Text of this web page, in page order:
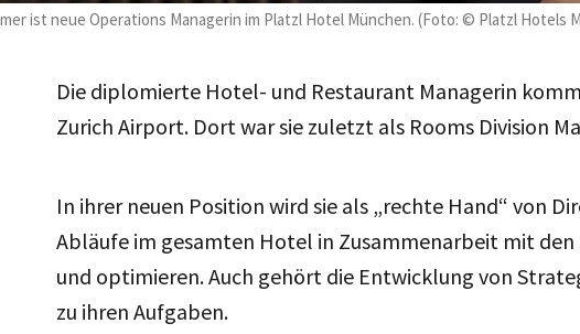
ist neue Operations Managerin im Platzl Hotel München. (Foto: © Platzl Hotels
Die diplomierte Hotel- und Restaurant Managerin
Zurich Airport. Dort war sie zuletzt als Rooms Division
In ihrer neuen Position wird sie als „rechte Hand“ von
Abläufe im gesamten Hotel in Zusammenarbeit mit
und optimieren. Auch gehört die Entwicklung von
zu ihren Aufgaben.